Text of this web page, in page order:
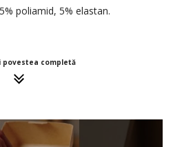
poliamid, 5% elastan.
povestea completă